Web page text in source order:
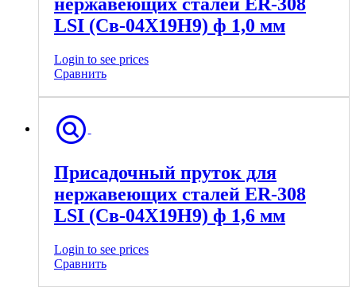
LSI (Св-04Х19Н9) ф 1,0 мм
Login to see prices
Сравнить
Присадочный пруток для
нержавеющих сталей ER-308
LSI (Св-04Х19Н9) ф 1,6 мм
Login to see prices
Сравнить